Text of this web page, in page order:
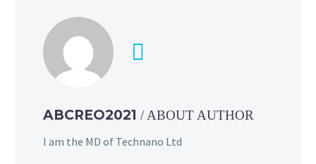
ABCREO2021 / ABOUT AUTHOR
I am the MD of Technano Ltd